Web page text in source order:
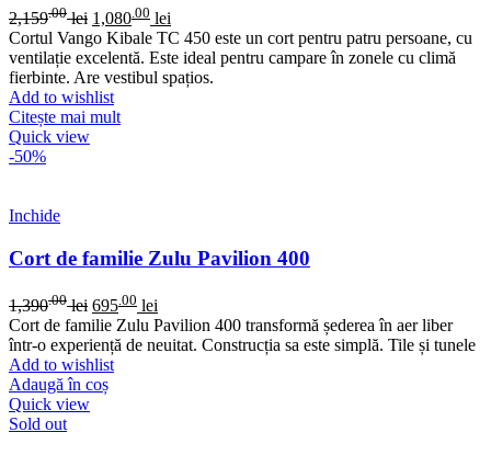
2,159.00 lei 1,080 .00 lei
Cortul Vango Kibale TC 450 este un cort pentru patru persoane, cu
ventilație excelentă. Este ideal pentru campare în zonele cu climă
fierbinte. Are vestibul spațios.
Add to wishlist
Citește mai mult
Quick view
-50%
Inchide
Cort de familie Zulu Pavilion 400
1,390.00 lei 695 .00 lei
Cort de familie Zulu Pavilion 400 transformă șederea în aer liber
într-o experiență de neuitat. Construcția sa este simplă. Tile și tunele
Add to wishlist
Adaugă în coș
Quick view
Sold out